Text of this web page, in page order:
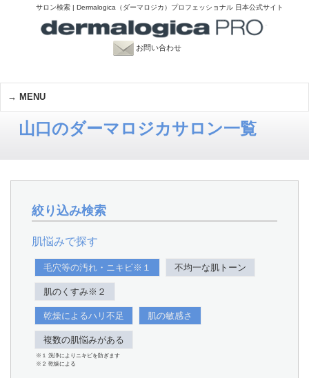
サロン検索 | Dermalogica（ダーマロジカ）プロフェッショナル 日本公式サイト
お問い合わせ
MENU
山口のダーマロジカサロン一覧
絞り込み検索
肌悩みで探す
毛穴等の汚れ・ニキビ※１ 不均一な肌トーン
肌のくすみ※２
乾燥によるハリ不足 肌の敏感さ
複数の肌悩みがある
※１ 洗浄によりニキビを防ぎます
※２ 乾燥による